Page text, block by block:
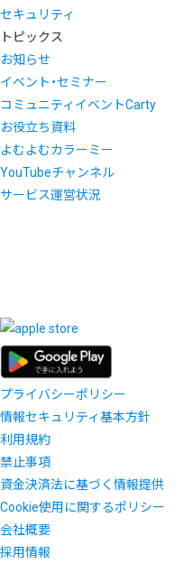
セキュリティ
トピックス
お知らせ
イベント・セミナー
コミュニティイベントCarty
お役立ち資料
よむよむカラーミー
YouTubeチャンネル
サービス運営状況
プライバシーポリシー
情報セキュリティ基本方針
利用規約
禁止事項
資金決済法に基づく情報提供
Cookie使用に関するポリシー
会社概要
採用情報